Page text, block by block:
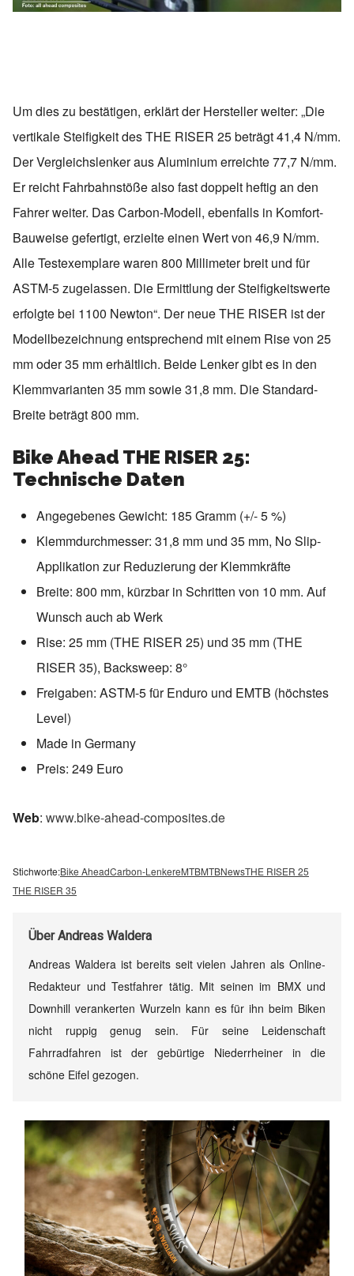
Um dies zu bestätigen, erklärt der Hersteller weiter: „Die
vertikale Steifigkeit des THE RISER 25 beträgt 41,4 N/mm.
Der Vergleichslenker aus Aluminium erreichte 77,7 N/mm.
Er reicht Fahrbahnstöße also fast doppelt heftig an den
Fahrer weiter. Das Carbon-Modell, ebenfalls in Komfort-
Bauweise gefertigt, erzielte einen Wert von 46,9 N/mm.
Alle Testexemplare waren 800 Millimeter breit und für
ASTM-5 zugelassen. Die Ermittlung der Steifigkeitswerte
erfolgte bei 1100 Newton“. Der neue THE RISER ist der
Modellbezeichnung entsprechend mit einem Rise von 25
mm oder 35 mm erhältlich. Beide Lenker gibt es in den
Klemmvarianten 35 mm sowie 31,8 mm. Die Standard-
Breite beträgt 800 mm.
Bike Ahead THE RISER 25:
Technische Daten
Angegebenes Gewicht: 185 Gramm (+/- 5 %)
Klemmdurchmesser: 31,8 mm und 35 mm, No Slip-
Applikation zur Reduzierung der Klemmkräfte
Breite: 800 mm, kürzbar in Schritten von 10 mm. Auf
Wunsch auch ab Werk
Rise: 25 mm (THE RISER 25) und 35 mm (THE
RISER 35), Backsweep: 8°
Freigaben: ASTM-5 für Enduro und EMTB (höchstes
Level)
Made in Germany
Preis: 249 Euro
Web: www.bike-ahead-composites.de
Stichworte:Bike AheadCarbon-LenkereMTBMTBNewsTHE RISER 25
THE RISER 35
ÜberAndreas Waldera
Andreas Waldera ist bereits seit vielen Jahren als Online-
Redakteur und Testfahrer tätig. Mit seinen im BMX und
Downhill verankerten Wurzeln kann es für ihn beim Biken
nicht ruppig genug sein. Für seine Leidenschaft
Fahrradfahren ist der gebürtige Niederrheiner in die
schöne Eifel gezogen.